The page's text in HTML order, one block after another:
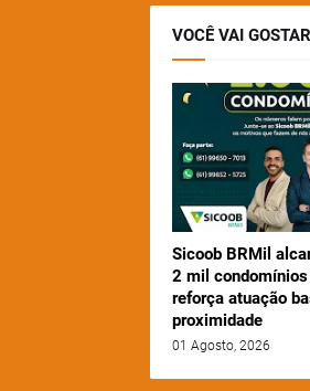
VOCÊ VAI GOSTAR
Sicoob BRMil
2 mil
reforça atuação
proximidade
01 Agosto, 2026